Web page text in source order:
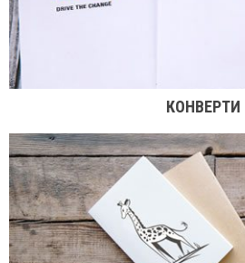
КОНВЕРТИ